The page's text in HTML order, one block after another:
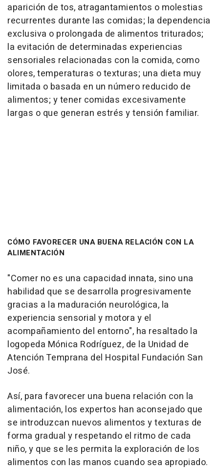
aparición de tos, atragantamientos o molestias
recurrentes durante las comidas; la dependencia
exclusiva o prolongada de alimentos triturados;
la evitación de determinadas experiencias
sensoriales relacionadas con la comida, como
olores, temperaturas o texturas; una dieta muy
limitada o basada en un número reducido de
alimentos; y tener comidas excesivamente
largas o que generan estrés y tensión familiar.
CÓMO FAVORECER UNA BUENA RELACIÓN CON LA
ALIMENTACIÓN
"Comer no es una capacidad innata, sino una
habilidad que se desarrolla progresivamente
gracias a la maduración neurológica, la
experiencia sensorial y motora y el
acompañamiento del entorno", ha resaltado la
logopeda Mónica Rodríguez, de la Unidad de
Atención Temprana del Hospital Fundación San
José.
Así, para favorecer una buena relación con la
alimentación, los expertos han aconsejado que
se introduzcan nuevos alimentos y texturas de
forma gradual y respetando el ritmo de cada
niño, y que se les permita la exploración de los
alimentos con las manos cuando sea apropiado.